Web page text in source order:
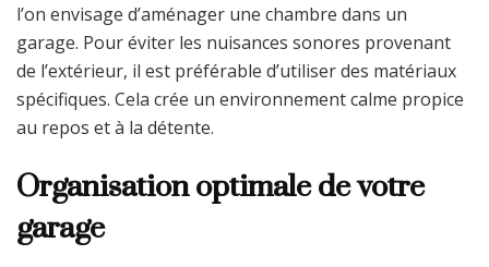
l’on envisage d’aménager une chambre dans un
garage. Pour éviter les nuisances sonores provenant
de l’extérieur, il est préférable d’utiliser des matériaux
spécifiques. Cela crée un environnement calme propice
au repos et à la détente.
Organisation optimale de votre
garage